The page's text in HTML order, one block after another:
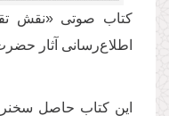
کتاب صوتی «نقش
اطلاع‌رسانی آثار
این کتاب حاصل